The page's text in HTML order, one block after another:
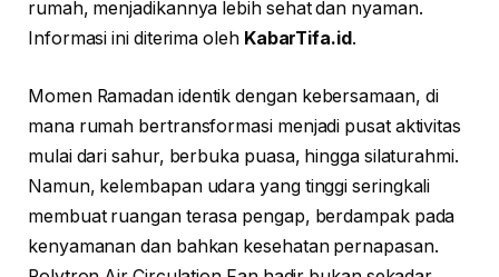
rumah, menjadikannya lebih sehat dan nyaman.
Informasi ini diterima oleh KabarTifa.id .
Momen Ramadan identik dengan kebersamaan, di
mana rumah bertransformasi menjadi pusat aktivitas
mulai dari sahur, berbuka puasa, hingga silaturahmi.
Namun, kelembapan udara yang tinggi seringkali
membuat ruangan terasa pengap, berdampak pada
kenyamanan dan bahkan kesehatan pernapasan.